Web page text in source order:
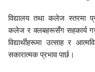
विद्यालय तथा कलेज स्तरमा
कलेज र क्लबहरूसँग सहकार्य
विद्यार्थीहरूमा उत्साह र
सकारात्मक प्रभाव पार्छ।